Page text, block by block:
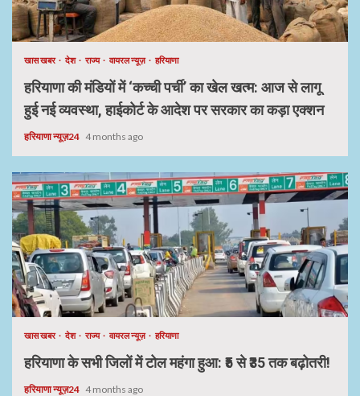
खास खबर देश राज्य वायरल न्यूज़ हरियाणा
हरियाणा की मंडियों में ‘कच्ची पर्ची’ का खेल खत्म: आज से लागू
हुई नई व्यवस्था, हाईकोर्ट के आदेश पर सरकार का कड़ा एक्शन
हरियाणा न्यूज़24 4 months ago
खास खबर देश राज्य वायरल न्यूज़ हरियाणा
हरियाणा के सभी जिलों में टोल महंगा हुआ: ₹5 से ₹35 तक बढ़ोतरी!
हरियाणा न्यूज़24 4 months ago